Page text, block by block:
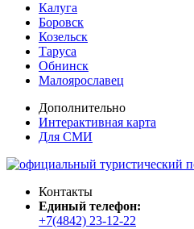
Калуга
Боровск
Козельск
Таруса
Обнинск
Малоярославец
Дополнительно
Интерактивная карта
Для СМИ
Контакты
Единый телефон:
+7(4842) 23-12-22